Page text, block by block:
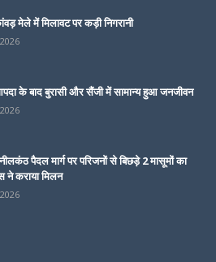
मेले में मिलावट पर कड़ी निगरानी
के बाद बुरासी और सैंजी में सामान्य हुआ जनजीवन
पैदल मार्ग पर परिजनों से बिछड़े 2 मासूमों का
ने कराया मिलन